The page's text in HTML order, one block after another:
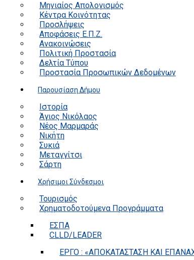
Μηνιαίος Απολογισμός
Κέντρα Κοινότητας
Προσλήψεις
Αποφάσεις Ε.Π.Ζ.
Ανακοινώσεις
Πολιτική Προστασία
Δελτία Τύπου
Προστασία Προσωπικών Δεδομένων
Παρουσίαση Δήμου
Ιστορία
Άγιος Νικόλαος
Νέος Μαρμαράς
Νικήτη
Συκιά
Μεταγγίτσι
Σάρτη
Χρήσιμοι Σύνδεσμοι
Τουρισμός
Χρηματοδοτούμενα Προγράμματα
ΕΣΠΑ
CLLD/LEADER
ΕΡΓΟ : «ΑΠΟΚΑΤΑΣΤΑΣΗ ΚΑΙ